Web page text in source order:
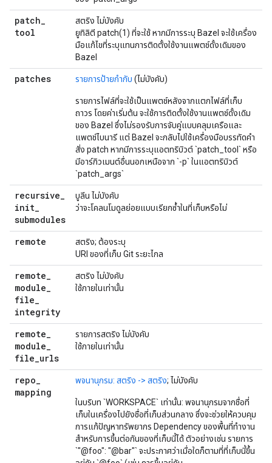
patch_
tool
สตริง ไม่บังคับ
ยูทิลิตี patch(1) ที่จะใช้ หากมีการระบุ Bazel จะใช้เครื่อง
มือแก้ไขที่ระบุแทนการติดตั้งใช้งานแพตช์ดั้งเดิมของ
Bazel
patches รายการป้ายกำกับ (ไม่บังคับ)
รายการไฟล์ที่จะใช้เป็นแพตช์หลังจากแตกไฟล์ที่เก็บ
ถาวร โดยค่าเริ่มต้น จะใช้การติดตั้งใช้งานแพตช์ดั้งเดิม
ของ Bazel ซึ่งไม่รองรับการจับคู่แบบคลุมเครือและ
แพตช์ไบนารี แต่ Bazel จะกลับไปใช้เครื่องมือบรรทัดคำ
สั่ง patch หากมีการระบุแอตทริบิวต์ `patch_tool` หรือ
มีอาร์กิวเมนต์อื่นนอกเหนือจาก `-p` ในแอตทริบิวต์
`patch_args`
recursive_
init_
submodules
บูลีน ไม่บังคับ
ว่าจะโคลนโมดูลย่อยแบบเรียกซ้ำในที่เก็บหรือไม่
remote
สตริง; ต้องระบุ
URI ของที่เก็บ Git ระยะไกล
remote_
module_
file_
integrity
สตริง ไม่บังคับ
ใช้ภายในเท่านั้น
remote_
module_
file_urls
รายการสตริง ไม่บังคับ
ใช้ภายในเท่านั้น
repo_
mapping
พจนานุกรม: สตริง -> สตริง; ไม่บังคับ
ในบริบท `WORKSPACE` เท่านั้น: พจนานุกรมจากชื่อที่
เก็บในเครื่องไปยังชื่อที่เก็บส่วนกลาง ซึ่งจะช่วยให้ควบคุม
การแก้ปัญหาทรัพยากร Dependency ของพื้นที่ทำงาน
สำหรับการขึ้นต่อกันของที่เก็บนี้ได้ ตัวอย่างเช่น รายการ
`"@foo": "@bar"` จะประกาศว่าเมื่อใดก็ตามที่ที่เก็บนี้ขึ้น